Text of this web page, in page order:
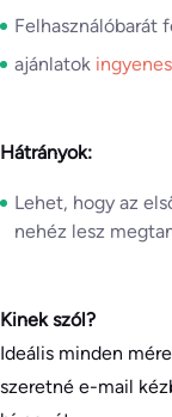
Felhasználóbarát
ajánlatok
Hátrányok:
Lehet, hogy az
nehéz lesz
Kinek szól?
Ideális minden
szeretné e-mail